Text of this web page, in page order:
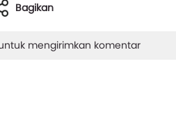
Bagikan
mengirimkan komentar